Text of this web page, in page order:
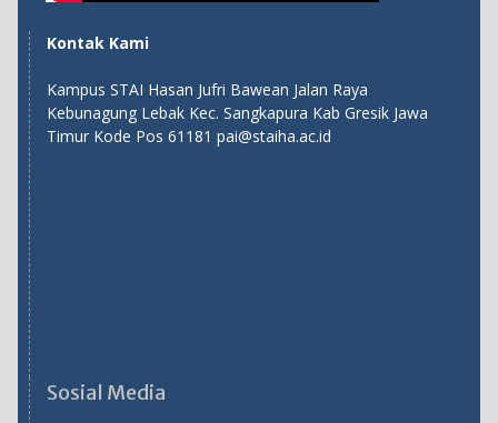
Kontak Kami
Kampus STAI Hasan Jufri Bawean Jalan Raya
Kebunagung Lebak Kec. Sangkapura Kab Gresik Jawa
Timur Kode Pos 61181 pai@staiha.ac.id
Sosial Media